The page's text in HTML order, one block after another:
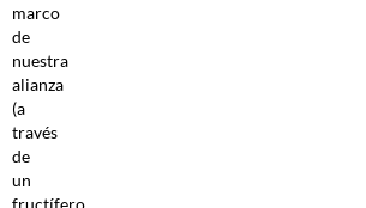
marco
de
nuestra
alianza
(a
través
de
un
fructífero